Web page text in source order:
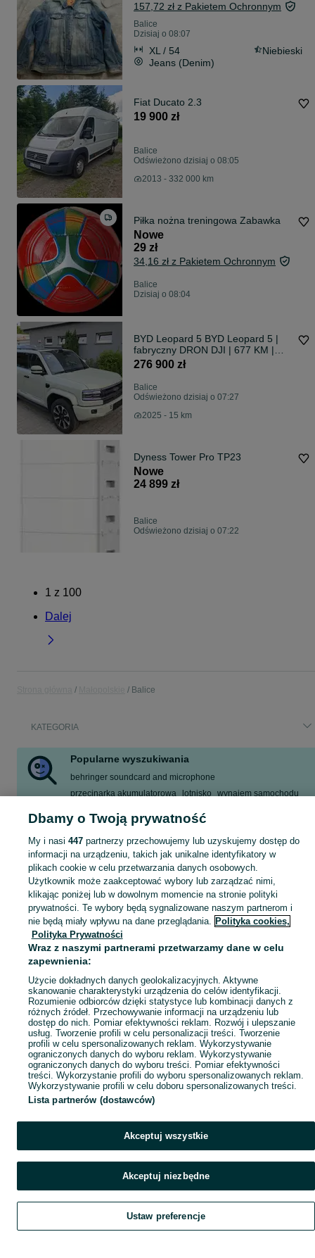
157,72 zł z Pakietem Ochronnym
Balice
Dzisiaj o 08:07
XL / 54
Niebieski
Jeans (Denim)
Fiat Ducato 2.3
19 900 zł
Balice
Odświeżono dzisiaj o 08:05
2013 - 332 000 km
Piłka nożna treningowa Zabawka
Nowe
29 zł
34,16 zł z Pakietem Ochronnym
Balice
Dzisiaj o 08:04
BYD Leopard 5 BYD Leopard 5 |
fabryczny DRON DJI | 677 KM |
FV23% | PL Menu
276 900 zł
Balice
Odświeżono dzisiaj o 07:27
2025 - 15 km
Dyness Tower Pro TP23
Nowe
24 899 zł
Balice
Odświeżono dzisiaj o 07:22
1 z 100
Dalej
Balice
KATEGORIA
Popularne wyszukiwania
behringer soundcard and microphone
przecinarka akumulatorowa
lotnisko
wynajem samochodu
Skorzystaj z największego serwisu ogłoszeniowego - Balice i okolice! Kupuj to, czego pragniesz i sprzedawaj to, czego już nie potrzebujesz!
Mapa kategorii
Mapa miejscowości
Mapa ministron
Popularne wyszukiwania
Szukaj Obserwujesz Dodaj Czat Konto
Dbamy o Twoją prywatność
My i nasi 447partnerzy przechowujemy lub uzyskujemy dostęp do
informacji na urządzeniu, takich jak unikalne identyfikatory w
plikach cookie w celu przetwarzania danych osobowych.
Użytkownik może zaakceptować wybory lub zarządzać nimi,
klikając poniżej lub w dowolnym momencie na stronie polityki
prywatności. Te wybory będą sygnalizowane naszym partnerom i
nie będą miały wpływu na dane przeglądania. Polityka cookies,
Polityka Prywatności
Wraz z naszymi partnerami przetwarzamy dane w celu
zapewnienia:
Użycie dokładnych danych geolokalizacyjnych. Aktywne
skanowanie charakterystyki urządzenia do celów identyfikacji.
Rozumienie odbiorców dzięki statystyce lub kombinacji danych z
różnych źródeł. Przechowywanie informacji na urządzeniu lub
dostęp do nich. Pomiar efektywności reklam. Rozwój i ulepszanie
usług. Tworzenie profili w celu personalizacji treści. Tworzenie
profili w celu spersonalizowanych reklam. Wykorzystywanie
ograniczonych danych do wyboru reklam. Wykorzystywanie
ograniczonych danych do wyboru treści. Pomiar efektywności
treści. Wykorzystanie profili do wyboru spersonalizowanych reklam.
Wykorzystywanie profili w celu doboru spersonalizowanych treści.
Lista partnerów (dostawców)
Akceptuj wszystkie
Akceptuj niezbędne
Ustaw preferencje